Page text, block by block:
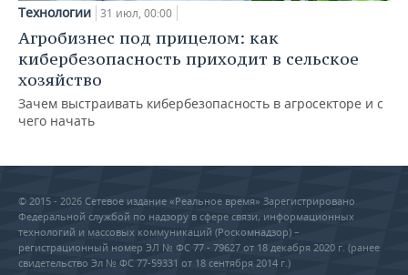
Технологии 31 июл, 00:00
Агробизнес под прицелом: как
кибербезопасность приходит в сельское
хозяйство
Зачем выстраивать кибербезопасность в агросекторе и с
чего начать
© 2015 - 2026 Сетевое издание «Реальное время» Зарегистрировано
Федеральной службой по надзору в сфере связи, информационных
технологий и массовых коммуникаций (Роскомнадзор) –
регистрационный номер ЭЛ № ФС 77 - 79627 от 18 декабря 2020 г. (ранее
свидетельство Эл № ФС 77-59331 от 18 сентября 2014 г.)